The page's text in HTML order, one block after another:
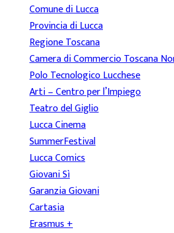
Comune di Lucca
Provincia di Lucca
Regione Toscana
Camera di Commercio Toscana
Polo Tecnologico Lucchese
Arti – Centro per l’Impiego
Teatro del Giglio
Lucca Cinema
SummerFestival
Lucca Comics
Giovani Sì
Garanzia Giovani
Cartasia
Erasmus +